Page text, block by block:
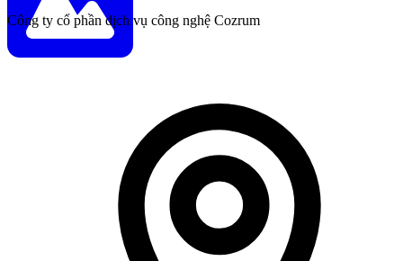
Công ty cổ phần dịch vụ công nghệ Cozrum